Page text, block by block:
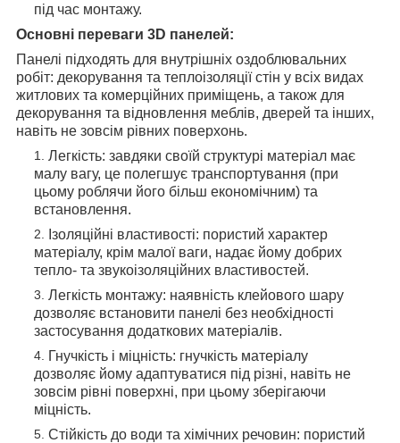
під час монтажу.
Основні переваги 3D панелей:
Панелі підходять для внутрішніх оздоблювальних
робіт: декорування та теплоізоляції стін у всіх видах
житлових та комерційних приміщень, а також для
декорування та відновлення меблів, дверей та інших,
навіть не зовсім рівних поверхонь.
Легкість: завдяки своїй структурі матеріал має
малу вагу, це полегшує транспортування (при
цьому роблячи його більш економічним) та
встановлення.
Ізоляційні властивості: пористий характер
матеріалу, крім малої ваги, надає йому добрих
тепло- та звукоізоляційних властивостей.
Легкість монтажу: наявність клейового шару
дозволяє встановити панелі без необхідності
застосування додаткових матеріалів.
Гнучкість і міцність: гнучкість матеріалу
дозволяє йому адаптуватися під різні, навіть не
зовсім рівні поверхні, при цьому зберігаючи
міцність.
Стійкість до води та хімічних речовин: пористий